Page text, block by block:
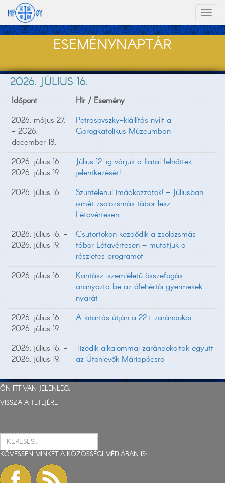
ESEMÉNYNAPTÁR
2026. JÚLIUS 16.
Időpont
Hír / Esemény
2026. május 27.
- 2026.
december 18.
Petrasovszky-kiállítás nyílt a
Görögkatolikus Múzeumban
2026. július 16. -
2026. július 19.
Július 12-ig várjuk a fiatal felnőttek
jelentkezését!
2026. július 16.
Szüntelenül imádkozzatok! – Júliusban
ismét zsolozsmás tábor lesz
Létavértesen
2026. július 16. -
2026. július 19.
Csütörtökön kezdődik a zsolozsmás
tábor Létavértesen – mutatjuk a
részletes programot
2026. július 16.
Karitász-szemléletű összefogás
aranyozta be az ófehértói gyermekek
nyarát
2026. július 16. -
2026. július 19.
A kitartás útján a 22+ zarándokai
2026. július 16. -
2026. július 19.
Tizedik alkalommal zarándokoltak együtt
az Útonlevők Máriapócsra
ÖN ITT VAN JELENLEG:
VISSZA A TETEJÉRE
KÖVESSEN MINKET A KÖZÖSSÉGI MÉDIÁBAN IS: